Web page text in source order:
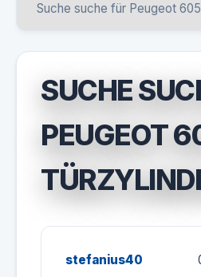
Suche suche für Peugeot
SUCHE
PEUGEOT
stefanius40